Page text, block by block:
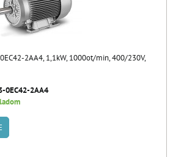
2AA4, 1,1kW, 1000ot/min, 400/230V,
0EC42-2AA4